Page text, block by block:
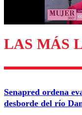
LAS MÁS
Senapred ordena
desborde del río